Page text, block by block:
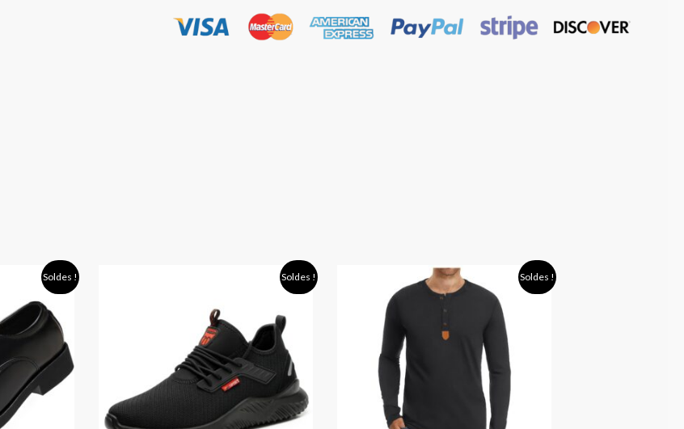
Soldes ! Soldes !
40,90 €
à
56,90 €
Soldes !
Plage
de
prix :
18,90 €
à
23,90 €